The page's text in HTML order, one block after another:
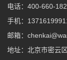
电话：400-660-
手机：
邮箱：
地址：北京市密云